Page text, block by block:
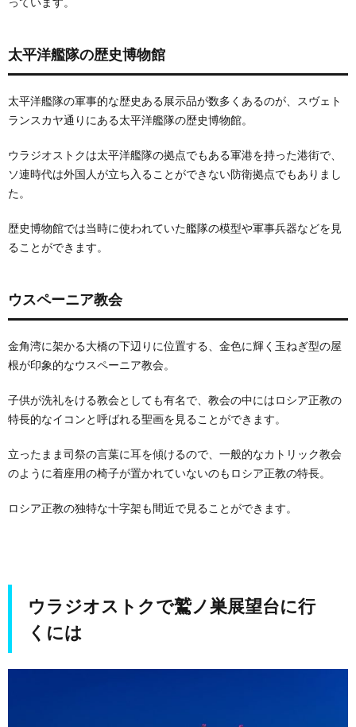
太平洋艦隊の歴史博物館
太平洋艦隊の軍事的な歴史ある展示品が数多くあるのが、スヴェト
ランスカヤ通りにある太平洋艦隊の歴史博物館。
ウラジオストクは太平洋艦隊の拠点でもある軍港を持った港街で、
ソ連時代は外国人が立ち入ることができない防衛拠点でもありまし
た。
歴史博物館では当時に使われていた艦隊の模型や軍事兵器などを見
ることができます。
ウスペーニア教会
金角湾に架かる大橋の下辺りに位置する、金色に輝く玉ねぎ型の屋
根が印象的なウスペーニア教会。
子供が洗礼をける教会としても有名で、教会の中にはロシア正教の
特長的なイコンと呼ばれる聖画を見ることができます。
立ったまま司祭の言葉に耳を傾けるので、一般的なカトリック教会
のように着座用の椅子が置かれていないのもロシア正教の特長。
ロシア正教の独特な十字架も間近で見ることができます。
ウラジオストクで鷲ノ巣展望台に行
くには